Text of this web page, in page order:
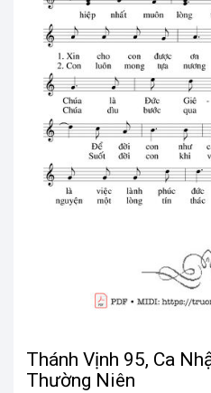
Thánh Vịnh 95, Ca
Thường Niên